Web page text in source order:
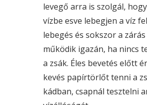
levegő arra is szolgál,
vízbe esve lebegjen a víz
lebegés és sokszor a
működik igazán, ha nincs
a zsák. Éles bevetés előtt
kevés papírtörlőt tenni a
kádban, csapnál tesztelni